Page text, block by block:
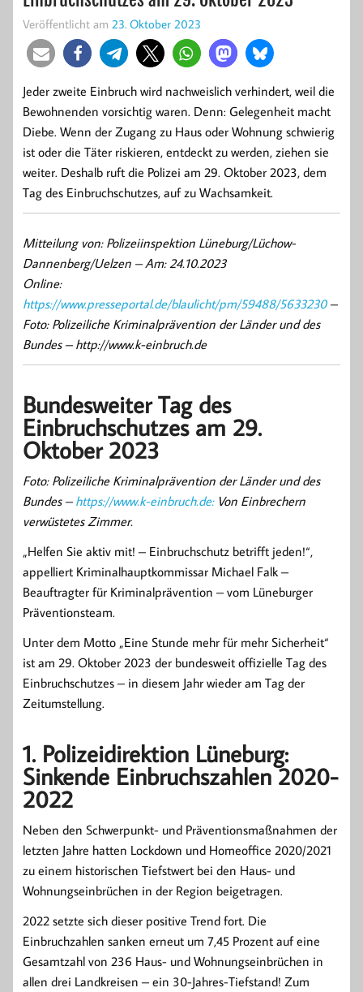
Veröffentlicht am 23. Oktober 2023
Jeder zweite Einbruch wird nachweislich verhindert, weil die
Bewohnenden vorsichtig waren. Denn: Gelegenheit macht
Diebe. Wenn der Zugang zu Haus oder Wohnung schwierig
ist oder die Täter riskieren, entdeckt zu werden, ziehen sie
weiter. Deshalb ruft die Polizei am 29. Oktober 2023, dem
Tag des Einbruchschutzes, auf zu Wachsamkeit.
Mitteilung von: Polizeiinspektion Lüneburg/Lüchow-
Dannenberg/Uelzen –Am: 24.10.2023
Online:
https://www.presseportal.de/blaulicht/pm/59488/5633230 –
Foto: Polizeiliche Kriminalprävention der Länder und des
Bundes – http://www.k-einbruch.de
Bundesweiter Tag des
Einbruchschutzes am 29.
Oktober 2023
Foto: Polizeiliche Kriminalprävention der Länder und des
Bundes –https://www.k-einbruch.de: Von Einbrechern
verwüstetes Zimmer.
„Helfen Sie aktiv mit! – Einbruchschutz betrifft jeden!“,
appelliert Kriminalhauptkommissar Michael Falk –
Beauftragter für Kriminalprävention – vom Lüneburger
Präventionsteam.
Unter dem Motto „Eine Stunde mehr für mehr Sicherheit“
ist am 29. Oktober 2023 der bundesweit offizielle Tag des
Einbruchschutzes – in diesem Jahr wieder am Tag der
Zeitumstellung.
1. Polizeidirektion Lüneburg:
Sinkende Einbruchszahlen 2020-
2022
Neben den Schwerpunkt- und Präventionsmaßnahmen der
letzten Jahre hatten Lockdown und Homeoffice 2020/2021
zu einem historischen Tiefstwert bei den Haus- und
Wohnungseinbrüchen in der Region beigetragen.
2022 setzte sich dieser positive Trend fort. Die
Einbruchzahlen sanken erneut um 7,45 Prozent auf eine
Gesamtzahl von 236 Haus- und Wohnungseinbrüchen in
allen drei Landkreisen – ein 30-Jahres-Tiefstand! Zum